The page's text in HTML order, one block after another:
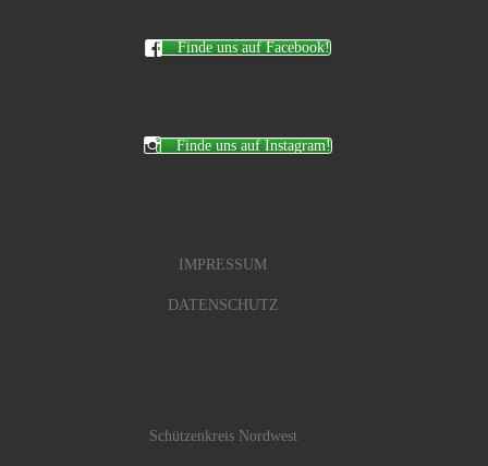
Finde uns auf Facebook!
Finde uns auf Instagram!
IMPRESSUM
DATENSCHUTZ
Schützenkreis Nordwest